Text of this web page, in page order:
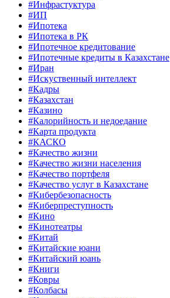
#Инфрастуктура
#ИП
#Ипотека
#Ипотека в РК
#Ипотечное кредитование
#Ипотечные кредиты в Казахстане
#Иран
#Искуственный интеллект
#Кадры
#Казахстан
#Казино
#Калорийность и недоедание
#Карта продукта
#КАСКО
#Качество жизни
#Качество жизни населения
#Качество портфеля
#Качество услуг в Казахстане
#Кибербезопасность
#Киберпреступность
#Кино
#Кинотеатры
#Китай
#Китайские юани
#Китайский юань
#Книги
#Ковры
#Колбасы